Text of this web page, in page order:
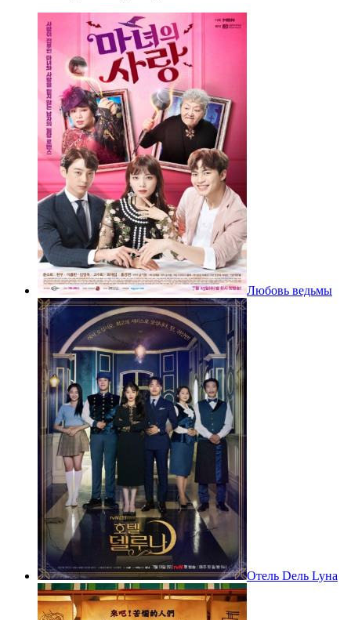
Любовь ведьмы
Отель Deль Lyнa